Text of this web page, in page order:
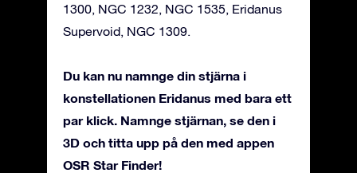
1300, NGC 1232, NGC 1535, Eridanus
Supervoid, NGC 1309.
Du kan nu namnge din stjärna i
konstellationen Eridanus med bara ett
par klick. Namnge stjärnan, se den i
3D och titta upp på den med appen
OSR Star Finder!